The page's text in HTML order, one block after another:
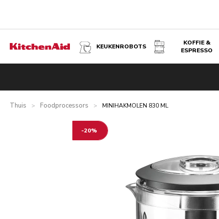
KEUKENROBOTS
KOFFIE &
ESPRESSO
Thuis > Foodprocessors > MINIHAKMOLEN 830 ML
-20%